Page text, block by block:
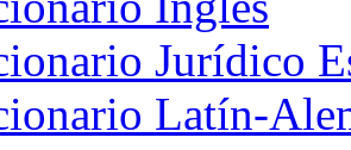
Jurídico
Latín-